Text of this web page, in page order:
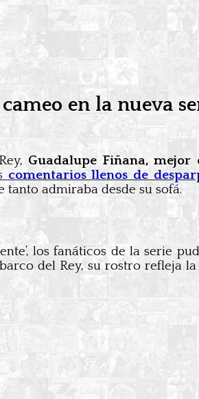
en la nueva
Guadalupe Fiñana, mejor
comentarios llenos de
admiraba desde su sofá.
los fanáticos de la serie
del Rey, su rostro refleja